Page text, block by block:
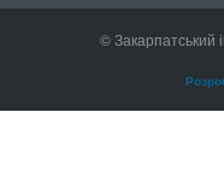
© Закарпатський